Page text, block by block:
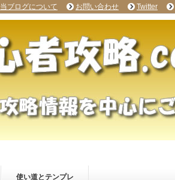
使い道とテンプレ
当ブログについて お問い合わせ Twitter